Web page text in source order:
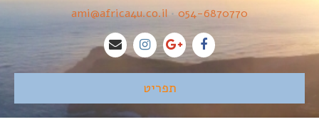
054-6870770
•
ami@africa4u.co.il
תפריט